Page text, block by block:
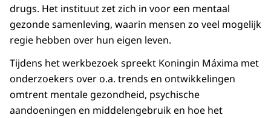
drugs. Het instituut zet zich in voor een mentaal
gezonde samenleving, waarin mensen zo veel mogelijk
regie hebben over hun eigen leven.
Tijdens het werkbezoek spreekt Koningin Máxima met
onderzoekers over o.a. trends en ontwikkelingen
omtrent mentale gezondheid, psychische
aandoeningen en middelengebruik en hoe het